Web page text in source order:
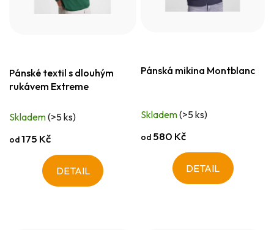
Pánské textil s dlouhým
rukávem Extreme
Skladem(>5 ks)
od175 Kč
DETAIL
Pánská mikina Montblanc
Skladem(>5 ks)
od 580 Kč
DETAIL